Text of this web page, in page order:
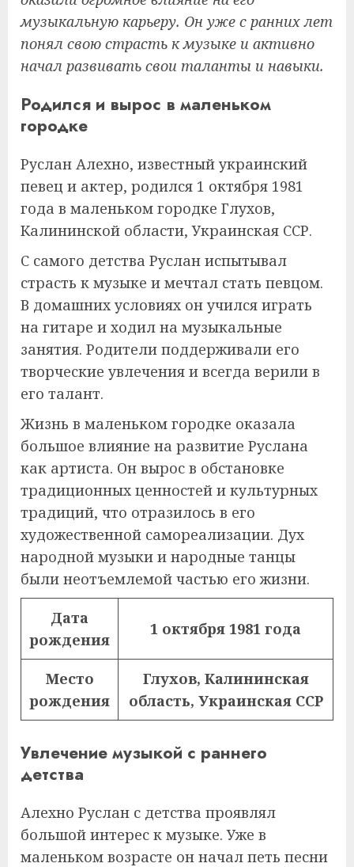
музыкальную карьеру. Он уже с ранних лет
понял свою страсть к музыке и активно
начал развивать свои таланты и навыки.
Родился и вырос в маленьком
городке
Руслан Алехно, известный украинский
певец и актер, родился 1 октября 1981
года в маленьком городке Глухов,
Калининской области, Украинская ССР.
С самого детства Руслан испытывал
страсть к музыке и мечтал стать певцом.
В домашних условиях он учился играть
на гитаре и ходил на музыкальные
занятия. Родители поддерживали его
творческие увлечения и всегда верили в
его талант.
Жизнь в маленьком городке оказала
большое влияние на развитие Руслана
как артиста. Он вырос в обстановке
традиционных ценностей и культурных
традиций, что отразилось в его
художественной самореализации. Дух
народной музыки и народные танцы
были неотъемлемой частью его жизни.
Дата
рождения
1 октября 1981 года
Место
рождения
Глухов, Калининская
область, Украинская ССР
Увлечение музыкой с раннего
детства
Алехно Руслан с детства проявлял
большой интерес к музыке. Уже в
маленьком возрасте он начал петь песни